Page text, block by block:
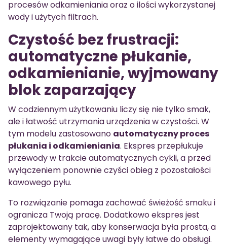
procesów odkamieniania oraz o ilości wykorzystanej
wody i użytych filtrach.
Czystość bez frustracji:
automatyczne płukanie,
odkamienianie, wyjmowany
blok zaparzający
W codziennym użytkowaniu liczy się nie tylko smak,
ale i łatwość utrzymania urządzenia w czystości. W
tym modelu zastosowano automatyczny proces
płukania i odkamieniania. Ekspres przepłukuje
przewody w trakcie automatycznych cykli, a przed
wyłączeniem ponownie czyści obieg z pozostałości
kawowego pyłu.
To rozwiązanie pomaga zachować świeżość smaku i
ogranicza Twoją pracę. Dodatkowo ekspres jest
zaprojektowany tak, aby konserwacja była prosta, a
elementy wymagające uwagi były łatwe do obsługi.